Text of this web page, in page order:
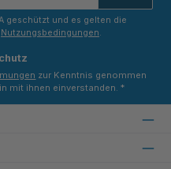
geschützt und es gelten die
Nutzungsbedingungen.
zur Kenntnis genommen
mit ihnen einverstanden. *